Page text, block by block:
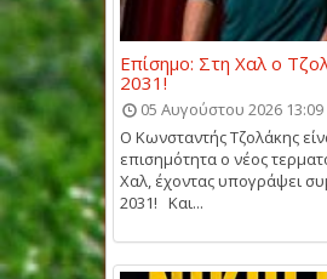
Επίσημο: Στη Χαλ ο
2031!
05 Αυγούστου 2026 13:09
O Kωνσταντής Τζολάκης
επισημότητα ο νέος
Χαλ, έχοντας υπογράψει
2031! Και...